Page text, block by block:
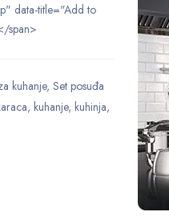
data-title="Add to
span>
kuhanje, Set posuđa
, kuhanje, kuhinja,